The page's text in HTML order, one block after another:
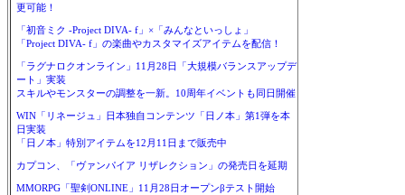
更可能！
「初音ミク -Project DIVA- f」×「みんなといっしょ」
「Project DIVA- f」の楽曲やカスタマイズアイテムを配信！
「ラグナロクオンライン」11月28日「大規模バランスアップデ
ート」実装
スキルやモンスターの調整を一新。10周年イベントも同日開催
WIN「リネージュ」日本独自コンテンツ「日ノ本」第1弾を本
日実装
「日ノ本」特別アイテムを12月11日まで販売中
カプコン、「ヴァンパイア リザレクション」の発売日を延期
MMORPG「聖剣ONLINE」11月28日オープンβテスト開始